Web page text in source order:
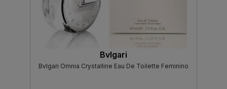
Bvlgari
Bvlgari Omnia Crystalline Eau De Toilette Feminino